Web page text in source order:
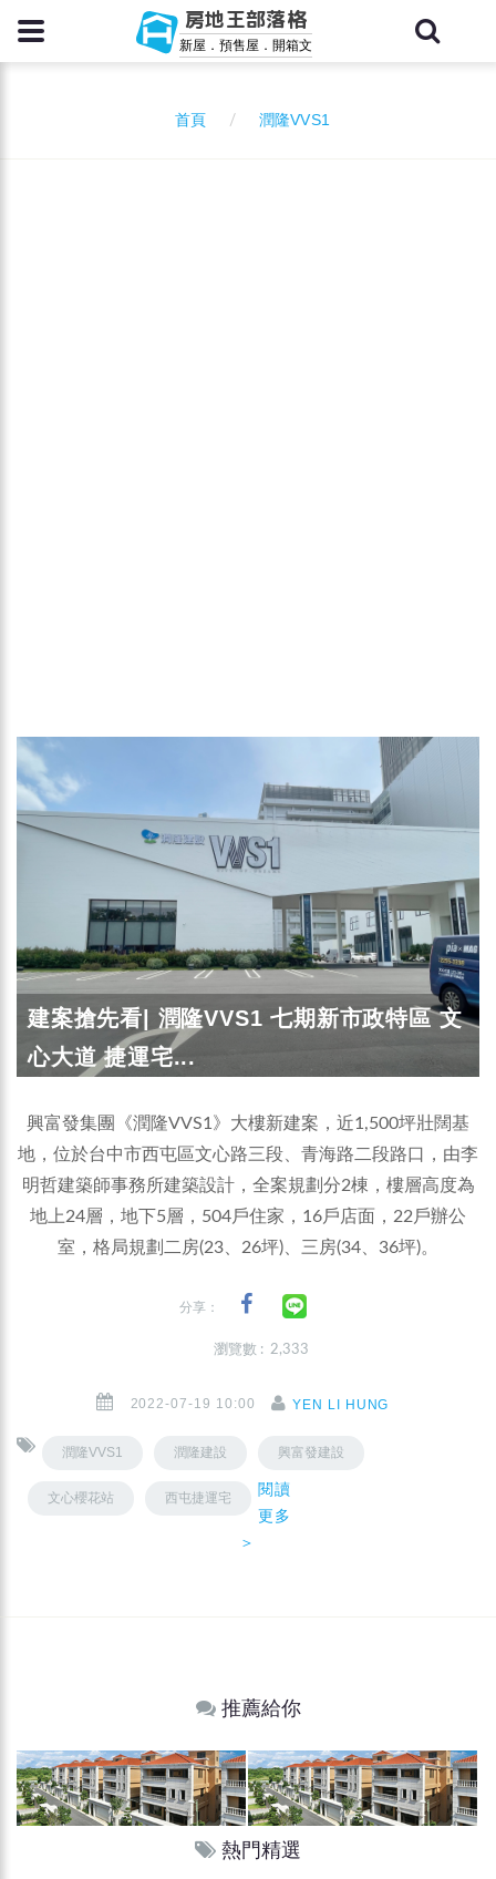
房地王部落格
新屋．預售屋．開箱文
首頁 潤隆VVS1
建案搶先看| 潤隆VVS1 七期新市政特區 文
心大道 捷運宅...
興富發集團《潤隆VVS1》大樓新建案，近1,500坪壯闊基
地，位於台中市西屯區文心路三段、青海路二段路口，由李
明哲建築師事務所建築設計，全案規劃分2棟，樓層高度為
地上24層，地下5層，504戶住家，16戶店面，22戶辦公
室，格局規劃二房(23、26坪)、三房(34、36坪)。
分享：
瀏覽數 : 2,333
2022-07-19 10:00 YEN LI HUNG
潤隆VVS1 潤隆建設 興富發建設
文心櫻花站 西屯捷運宅
閱讀
更多
＞
推薦給你
熱門精選